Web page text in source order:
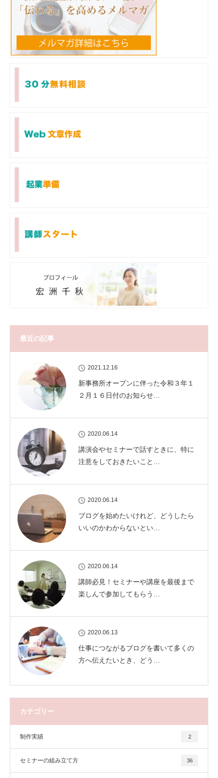
最近の記事
2021.12.16
新事務所オープンに伴った令和３年１
２月１６日付のお知らせ…
2020.06.14
講演会やセミナーで話すときに、特に
注意をしておきたいこと…
2020.06.14
ブログを始めたいけれど、どうしたら
いいのかわからないとい…
2020.06.14
講師必見！セミナーや講座を最後まで
楽しんで参加してもらう…
2020.06.13
仕事につながるブログを書いて多くの
方へ伝えたいとき、どう…
カテゴリー
制作実績 2
セミナーの組み立て方 36